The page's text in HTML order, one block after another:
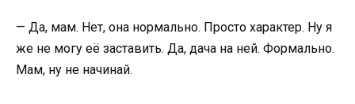
— Да, мам. Нет, она нормально. Просто характер. Ну я
же не могу её заставить. Да, дача на ней. Формально.
Мам, ну не начинай.